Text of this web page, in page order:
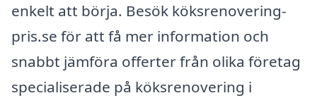
enkelt att börja. Besök köksrenovering-
pris.se för att få mer information och
snabbt jämföra offerter från olika företag
specialiserade på köksrenovering i